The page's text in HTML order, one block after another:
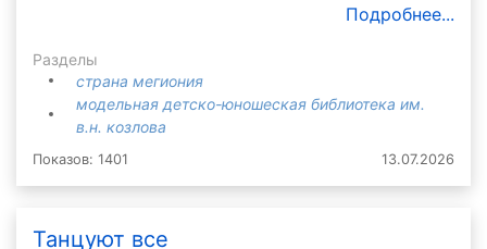
Подробнее...
Разделы
страна мегиония
модельная детско-юношеская библиотека им.
в.н. козлова
Показов: 1401 13.07.2026
Танцуют все